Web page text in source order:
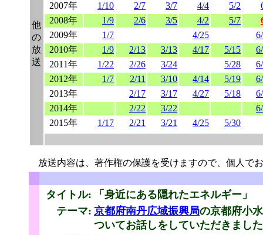
他
の
放
送
2007年
1/10 2/7 3/7 4/4 5/2
2008年
1/9 2/6 3/5 4/2 5/7
2009年
1/7 4/25
2010年
1/9 2/13 3/13 4/17 5/15
2011年
1/22 2/26 3/24 5/28
2012年
1/7 2/11 3/10 4/14 5/19
2013年
2/17 3/17 4/27 5/18
2014年
2/22 3/22
2015年
1/17 2/21 3/21 4/25 5/30
放送内容は、著作権の保護を受けますので、個人で
タイトル: 「 身近にある隠れたエネルギー」
テーマ: 京都府南丹広域振興局の京都府小
ついてお話しをしていただきまし